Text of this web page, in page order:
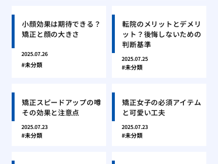
小顔効果は期待できる？
矯正と顔の大きさ
2025.07.26
未分類
転院のメリットとデメリ
ット？後悔しないための
判断基準
2025.07.25
未分類
矯正スピードアップの噂
その効果と注意点
2025.07.23
未分類
矯正女子の必須アイテム
と可愛い工夫
2025.07.23
未分類